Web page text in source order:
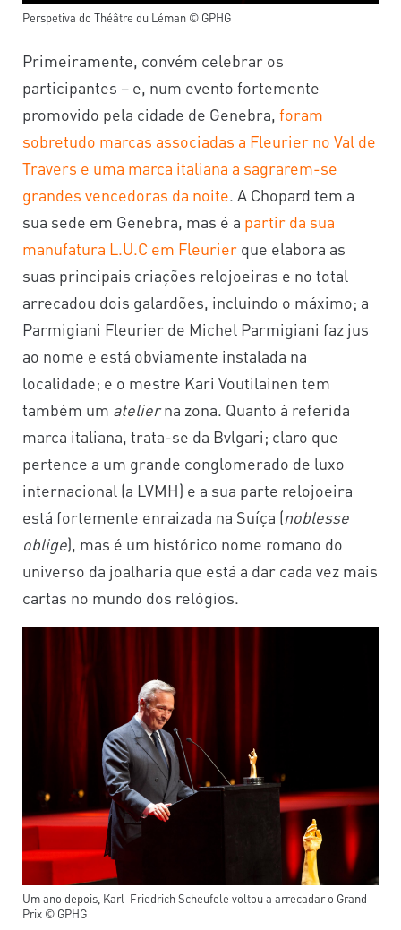
Perspetiva do Théâtre du Léman © GPHG
Primeiramente, convém celebrar os
participantes – e, num evento fortemente
promovido pela cidade de Genebra, foram
sobretudo marcas associadas a Fleurier no Val de
Travers e uma marca italiana a sagrarem-se
grandes vencedoras da noite. A Chopard tem a
sua sede em Genebra, mas é a partir da sua
manufatura L.U.C em Fleurier que elabora as
suas principais criações relojoeiras e no total
arrecadou dois galardões, incluindo o máximo; a
Parmigiani Fleurier de Michel Parmigiani faz jus
ao nome e está obviamente instalada na
localidade; e o mestre Kari Voutilainen tem
também um atelierna zona. Quanto à referida
marca italiana, trata-se da Bvlgari; claro que
pertence a um grande conglomerado de luxo
internacional (a LVMH) e a sua parte relojoeira
está fortemente enraizada na Suíça (noblesse
oblige), mas é um histórico nome romano do
universo da joalharia que está a dar cada vez mais
cartas no mundo dos relógios.
Um ano depois, Karl-Friedrich Scheufele voltou a arrecadar o Grand
Prix © GPHG